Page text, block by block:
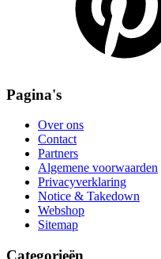
Pagina's
Over ons
Contact
Partners
Algemene voorwaarden
Privacyverklaring
Notice & Takedown
Webshop
Sitemap
Categorieën